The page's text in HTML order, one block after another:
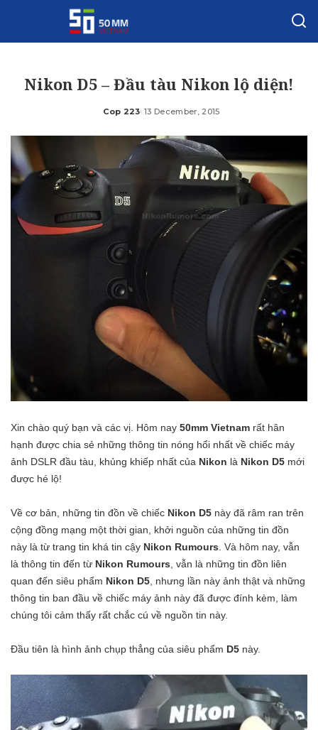
Nikon D5 – Đầu tàu Nikon lộ diện!
Posted
Cop 223 13 December, 2015
Xin chào quý bạn và các vị. Hôm nay 50mm Vietnam rất hân
hạnh được chia sẻ những thông tin nóng hổi nhất về chiếc máy
ảnh DSLR đầu tàu, khủng khiếp nhất của Nikon là Nikon D5 mới
được hé lộ!
Về cơ bản, những tin đồn về chiếc Nikon D5 này đã râm ran trên
cộng đồng mạng một thời gian, khởi nguồn của những tin đồn
này là từ trang tin khá tin cậy Nikon Rumours . Và hôm nay, vẫn
là thông tin đến từ Nikon Rumours , vẫn là những tin đồn liên
quan đến siêu phẩm Nikon D5 , nhưng lần này ảnh thật và những
thông tin ban đầu về chiếc máy ảnh này đã được đính kèm, làm
chúng tôi cảm thấy rất chắc cú về nguồn tin này.
Đầu tiên là hình ảnh chụp thẳng của siêu phẩm D5 này.